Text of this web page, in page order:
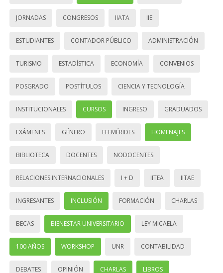
JORNADAS CONGRESOS IIATA IIE
ESTUDIANTES CONTADOR PÚBLICO ADMINISTRACIÓN
TURISMO ESTADÍSTICA ECONOMÍA CONVENIOS
POSGRADO POSTÍTULOS CIENCIA Y TECNOLOGÍA
INSTITUCIONALES CURSOS INGRESO GRADUADOS
EXÁMENES GÉNERO EFEMÉRIDES HOMENAJES
BIBLIOTECA DOCENTES NODOCENTES
RELACIONES INTERNACIONALES I + D IITEA IITAE
INGRESANTES INCLUSIÓN FORMACIÓN CHARLAS
BECAS BIENESTAR UNIVERSITARIO LEY MICAELA
100 AÑOS WORKSHOP UNR CONTABILIDAD
DEBATES OPINIÓN CHARLAS LIBROS